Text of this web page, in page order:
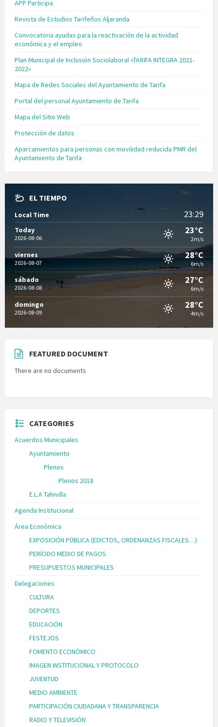
APP Participa
Revista de Estudios Tarifeños Aljaranda
Convocatoria ayudas para la reactivación de la actividad
económica y el empleo
Plan Municipal de Inclusión Sociolaboral «TARIFA INTEGRA 2021-
2022»
Mapa de Redes Sociales del Ayuntamiento de Tarifa
Portal del personal Ayuntamiento de Tarifa
Mapa del Sitio Web
Protección de datos
Aparcamientos para personas con movilidad reducida PMR del
Ayuntamiento de Tarifa
EL TIEMPO
Local Time 23:29
Today
2026-08-06
23°C
2m/s
viernes
2026-08-07
28°C
6m/s
sábado
2026-08-08
27°C
6m/s
domingo
2026-08-09
28°C
4m/s
FEATURED DOCUMENT
There are no documents
CATEGORIES
Acuerdos Municipales
Ayuntamiento
Plenos
Plenos 2018
E.L.A Tahivilla
Agenda Institucional
Área Económica
EXPOSICIÓN PÚBLICA (EDICTOS, ORDENANZAS FISCALES…)
PERÍODO MEDIO DE PAGOS
PRESUPUESTOS MUNICIPALES
Delegaciones
CULTURA
DEPORTES
EDUCACIÓN
FESTEJOS
FOMENTO ECONÓMICO
IMAGEN INSTITUCIONAL Y PROTOCOLO
JUVENTUD
MEDIO AMBIENTE
PARTICIPACIÓN CIUDADANA Y TRANSPARENCIA
RADIO Y TELEVISIÓN